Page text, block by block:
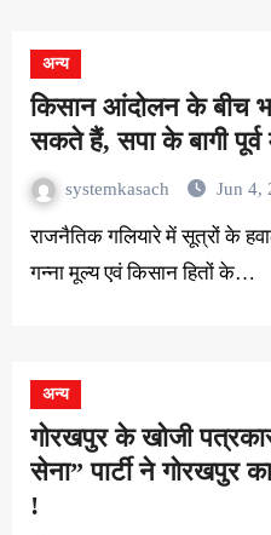
अन्य
किसान आंदोलन के बीच
सकते हैं, सपा के बागी पूर्व
systemkasach Jun 4,
राजनैतिक गलियारे में सूत्रों के हवाले से सुगबुगाहट है कि पूर्वांचल में
गन्ना मूल्य एवं किसान हितों के…
अन्य
गोरखपुर के खोजी
सेना” पार्टी ने गोरखपुर
!